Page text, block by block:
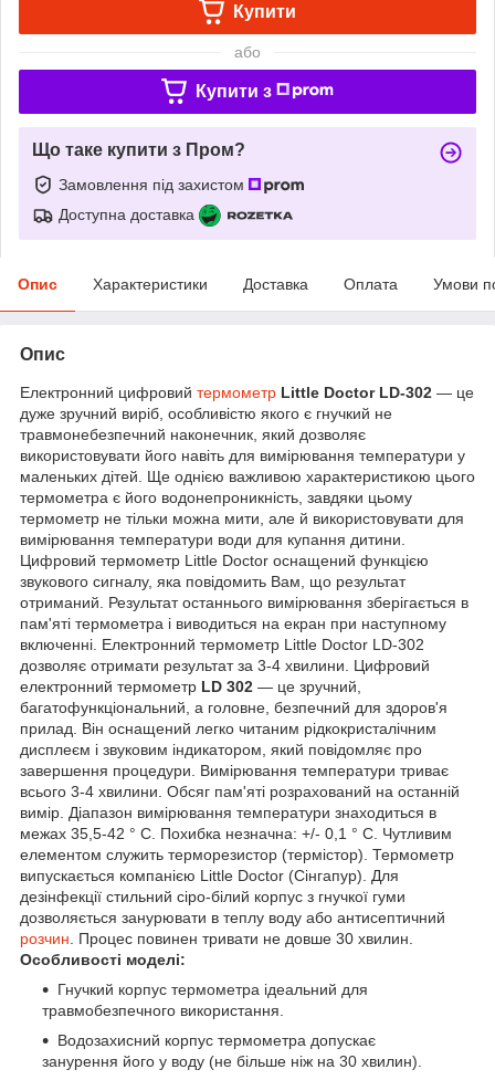
Купити
або
Купити з
Що таке купити з Пром?
Замовлення під захистом
Доступна доставка
Опис Характеристики Доставка Оплата Умови
Опис
Електронний цифровий термометр Little Doctor LD-302 — це
дуже зручний виріб, особливістю якого є гнучкий не
травмонебезпечний наконечник, який дозволяє
використовувати його навіть для вимірювання температури у
маленьких дітей. Ще однією важливою характеристикою цього
термометра є його водонепроникність, завдяки цьому
термометр не тільки можна мити, але й використовувати для
вимірювання температури води для купання дитини.
Цифровий термометр Little Doctor оснащений функцією
звукового сигналу, яка повідомить Вам, що результат
отриманий. Результат останнього вимірювання зберігається в
пам'яті термометра і виводиться на екран при наступному
включенні. Електронний термометр Little Doctor LD-302
дозволяє отримати результат за 3-4 хвилини. Цифровий
електронний термометр LD 302 — це зручний,
багатофункціональний, а головне, безпечний для здоров'я
прилад. Він оснащений легко читаним рідкокристалічним
дисплеєм і звуковим індикатором, який повідомляє про
завершення процедури. Вимірювання температури триває
всього 3-4 хвилини. Обсяг пам'яті розрахований на останній
вимір. Діапазон вимірювання температури знаходиться в
межах 35,5-42 ° C. Похибка незначна: +/- 0,1 ° C. Чутливим
елементом служить терморезистор (термістор). Термометр
випускається компанією Little Doctor (Сінгапур). Для
дезінфекції стильний сіро-білий корпус з гнучкої гуми
дозволяється занурювати в теплу воду або антисептичний
розчин . Процес повинен тривати не довше 30 хвилин.
Особливості моделі:
Гнучкий корпус термометра ідеальний для
травмобезпечного використання.
Водозахисний корпус термометра допускає
занурення його у воду (не більше ніж на 30 хвилин).